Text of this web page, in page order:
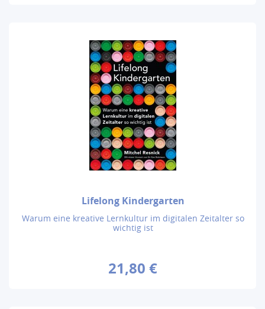
Lifelong Kindergarten
Warum eine kreative Lernkultur im digitalen Zeitalter so
wichtig ist
21,80 €